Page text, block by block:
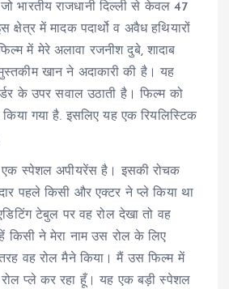
भारतीय राजधानी दिल्ली से केवल 47
क्षेत्र में मादक पदार्थो व अवैध हथियारों
में मेरे अलावा रजनीश दुबे, शादाब
खान ने अदाकारी की है। यह
के उपर सवाल उठाती है। फिल्म को
गया है. इसलिए यह एक रियलिस्टिक
एक स्पेशल अपीयरेंस है। इसकी रोचक
पहले किसी और एक्टर ने प्ले किया था
टेबुल पर वह रोल देखा तो वह
किसी ने मेरा नाम उस रोल के लिए
वह रोल मैने किया। मैं उस फिल्म में
प्ले कर रहा हूँ। यह एक बड़ी स्पेशल